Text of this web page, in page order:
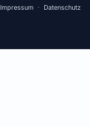
Impressum · Datenschutz